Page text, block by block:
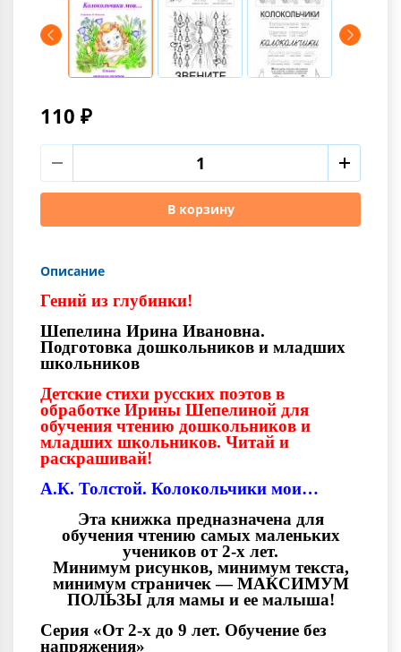
110 ₽
В корзину
Описание
Гений из глубинки!
Шепелина Ирина Ивановна.
Подготовка дошкольников и младших
школьников
Детские стихи русских поэтов в
обработке Ирины Шепелиной для
обучения чтению дошкольников и
младших школьников. Читай и
раскрашивай!
А.К. Толстой. Колокольчики мои…
Эта книжка предназначена для
обучения чтению самых маленьких
учеников от 2-х лет.
Минимум рисунков, минимум текста,
минимум страничек — МАКСИМУМ
ПОЛЬЗЫ для мамы и ее малыша!
Серия «От 2-х до 9 лет. Обучение без
напряжения»